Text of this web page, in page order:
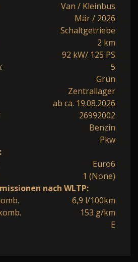
Van / Kleinbus
Mär / 2026
Schaltgetriebe
2 km
92 kW/ 125 PS
5
Grün
Zentrallager
ab ca. 19.08.2026
26992002
Benzin
Pkw
Euro6
1 (None)
nach WLTP:
6,9 l/100km
153 g/km
E